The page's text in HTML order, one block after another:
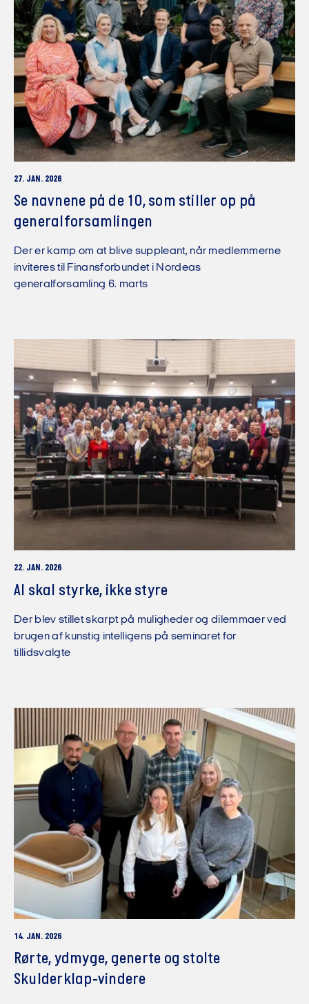
27. JAN. 2026
Se navnene på de 10, som stiller op på
generalforsamlingen
Der er kamp om at blive suppleant, når medlemmerne
inviteres til Finansforbundet i Nordeas
generalforsamling 6. marts
22. JAN. 2026
AI skal styrke, ikke styre
Der blev stillet skarpt på muligheder og dilemmaer ved
brugen af kunstig intelligens på seminaret for
tillidsvalgte
14. JAN. 2026
Rørte, ydmyge, generte og stolte
Skulderklap-vindere